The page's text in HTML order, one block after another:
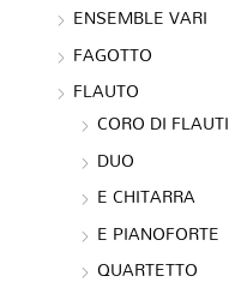
ENSEMBLE VARI
FAGOTTO
FLAUTO
CORO DI FLAUTI
DUO
E CHITARRA
E PIANOFORTE
QUARTETTO